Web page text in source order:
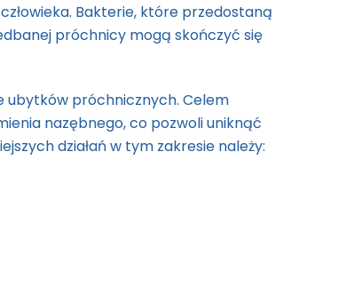
Bakterie, które przedostaną
próchnicy mogą skończyć się
ubytków próchnicznych. Celem
nazębnego, co pozwoli uniknąć
działań w tym zakresie należy: